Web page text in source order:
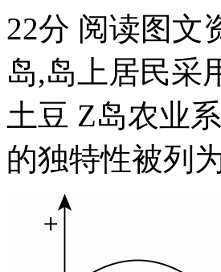
22分 阅读图文
岛,岛上居民采
土豆 Z岛农业
的独特性被列